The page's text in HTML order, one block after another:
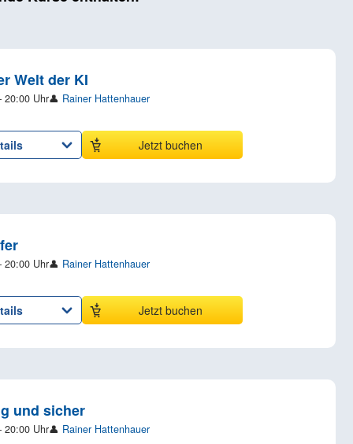
Welt der KI
20:00 Uhr👤 Rainer Hattenhauer
Jetzt buchen
20:00 Uhr👤 Rainer Hattenhauer
Jetzt buchen
und sicher
20:00 Uhr👤 Rainer Hattenhauer